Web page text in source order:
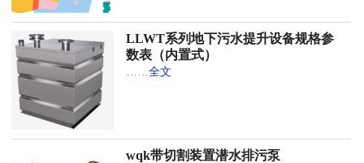
LLWT系列地下污水提升设备规格参
数表（内置式）
……全文
wqk带切割装置潜水排污泵